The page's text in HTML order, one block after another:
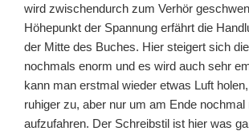
wird zwischendurch zum Verhör
Höhepunkt der Spannung erfährt die
der Mitte des Buches. Hier steigert sich
nochmals enorm und es wird auch sehr
kann man erstmal wieder etwas Luft
ruhiger zu, aber nur um am Ende nochmal
aufzufahren. Der Schreibstil ist hier was